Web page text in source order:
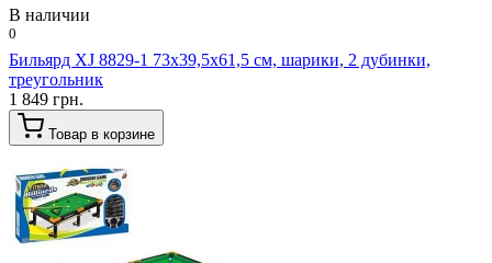
В наличии
0
Бильярд XJ 8829-1 73х39,5х61,5 см, шарики, 2 дубинки,
треугольник
1 849 грн.
Товар в корзине